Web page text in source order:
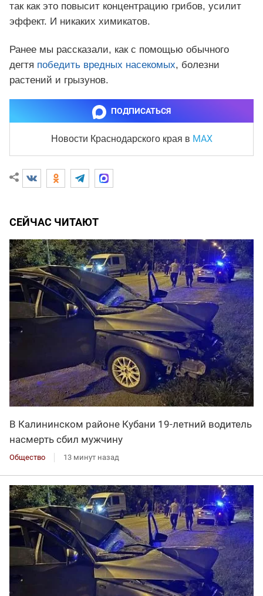
так как это повысит концентрацию грибов, усилит
эффект. И никаких химикатов.
Ранее мы рассказали, как с помощью обычного
дегтя победить вредных насекомых, болезни
растений и грызунов.
ПОДПИСАТЬСЯ
Новости Краснодарского края в MAX
СЕЙЧАС ЧИТАЮТ
В Калининском районе Кубани 19-летний водитель
насмерть сбил мужчину
Общество 13 минут назад